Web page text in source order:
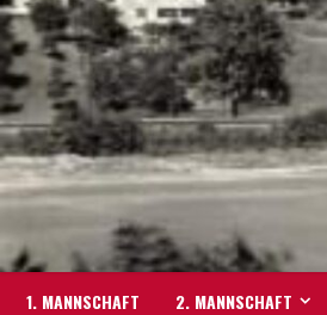
Skip
to
content
1. MANNSCHAFT 2. MANNSCHAFT